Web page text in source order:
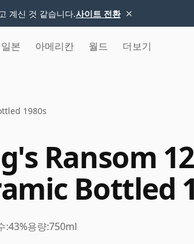
계신 것 같습니다.사이트 전환 ×
일본 아메리칸 월드 더보기
1980s
Ransom
Bottled
:43%용량:750ml